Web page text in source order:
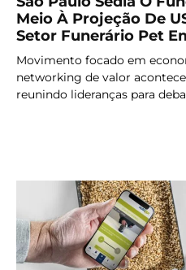
Meio À Projeção De
Setor Funerário Pet
Movimento focado em
networking de valor
reunindo lideranças para